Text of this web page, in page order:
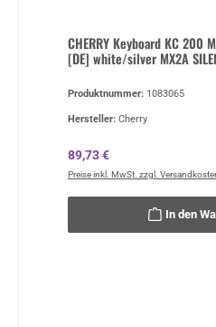
CHERRY Keyboard KC 200
[DE] white/silver
Produktnummer: 1083065
Hersteller: Cherry
Regulärer Preis:
89,73 €
Preise inkl. MwSt. zzgl.
In den